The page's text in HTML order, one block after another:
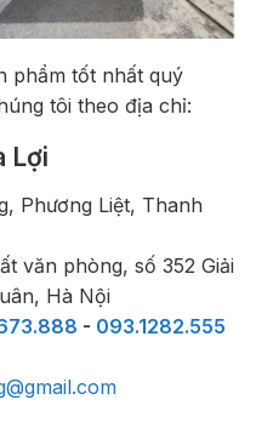
phẩm tốt nhất quý
tôi theo địa chỉ:
Lợi
Phương Liệt, Thanh
văn phòng, số 352 Giải
Hà Nội
- 093.1282.555